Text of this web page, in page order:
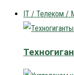
IT / Телеком /